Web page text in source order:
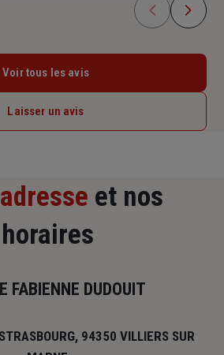
Voir tous les avis
Laisser un avis
et nos
horaires
FABIENNE DUDOUIT
94350 VILLIERS SUR